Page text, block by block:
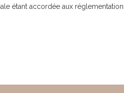
étant accordée aux